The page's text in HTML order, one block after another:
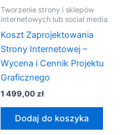
Tworzenie strony i sklepów
internetowych lub social media
Koszt Zaprojektowania
Strony Internetowej –
Wycena i Cennik Projektu
Graficznego
1 499,00zł
Dodaj do koszyka